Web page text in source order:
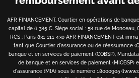
AFR FINANCEMENT, Courtier en opérations de
capital de 6 385 €. Siège social : 58 rue de Monceau,
RCS : Paris 831 111 430 AFR FINANCEMENT est
tant que Courtier d'assurance ou de réassurance
banque et en services de paiement (COBSP),
de banque et en services de paiement (MIOBSP)
d'assurance (MIA) sous le numéro 18000905